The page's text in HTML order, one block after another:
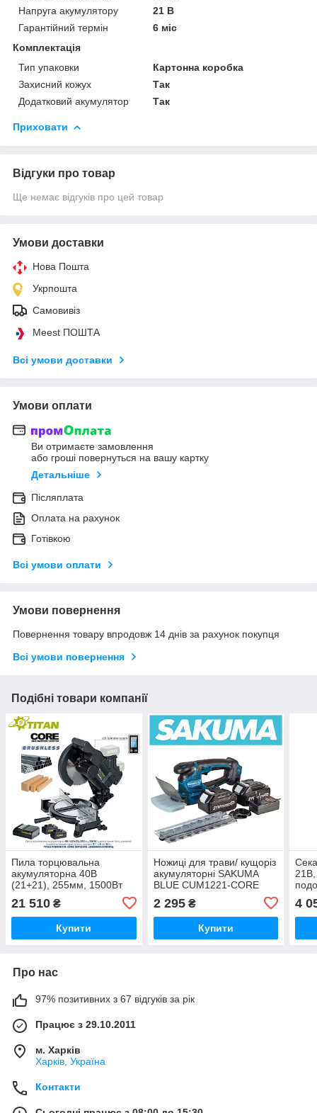
Напруга акумулятору
21 В
Гарантійний термін
6 міс
Комплектація
Тип упаковки
Картонна коробка
Захисний кожух
Так
Додатковий акумулятор
Так
Приховати
Відгуки про товар
Ще немає відгуків про цей товар
Умови доставки
Нова Пошта
Укрпошта
Самовивіз
Meest ПОШТА
Всі умови доставки
Умови оплати
Ви отримаєте замовлення
або гроші повернуться на вашу картку
Детальніше
Післяплата
Оплата на рахунок
Готівкою
Всі умови оплати
Умови повернення
Повернення товару впродовж 14 днів за рахунок покупця
Всі умови повернення
Подібні товари компанії
Пила торцювальна
акумуляторна 40В
(21+21), 255мм, 1500Вт
8АгTITAN PCMS1021B-
CORE
21 510 ₴
Купити
Ножиці для трави/ кущоріз
акумуляторні SAKUMA
BLUE CUM1221-CORE
SET02 (21В, зарядне та 2
бат. 4.0Аг)
2 295₴
Купити
4
Про нас
97% позитивних з 67 відгуків за рік
Працює з 29.10.2011
м. Харків
Харків, Україна
Контакти